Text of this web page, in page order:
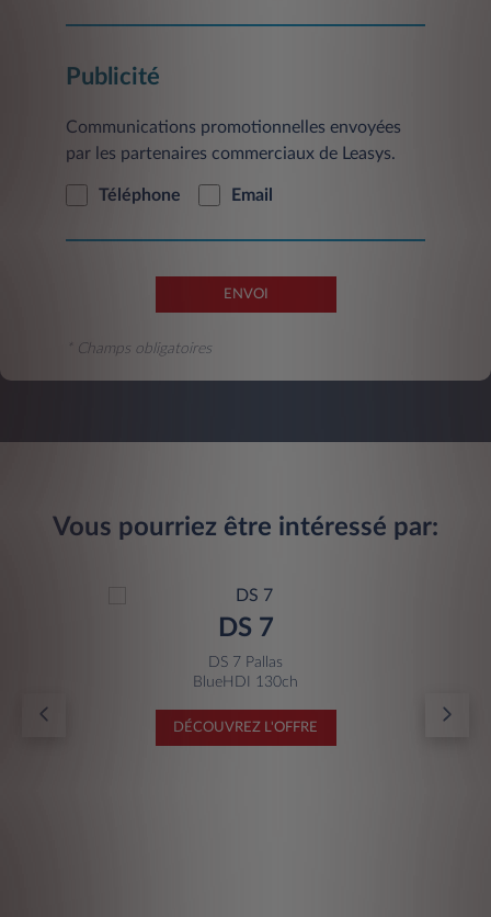
Publicité
Communications promotionnelles envoyées
par les partenaires commerciaux de Leasys.
Téléphone Email
ENVOI
* Champs obligatoires
Vous pourriez être intéressé par:
DS 7
DS 7 Pallas
BlueHDI 130ch
DÉCOUVREZ L'OFFRE